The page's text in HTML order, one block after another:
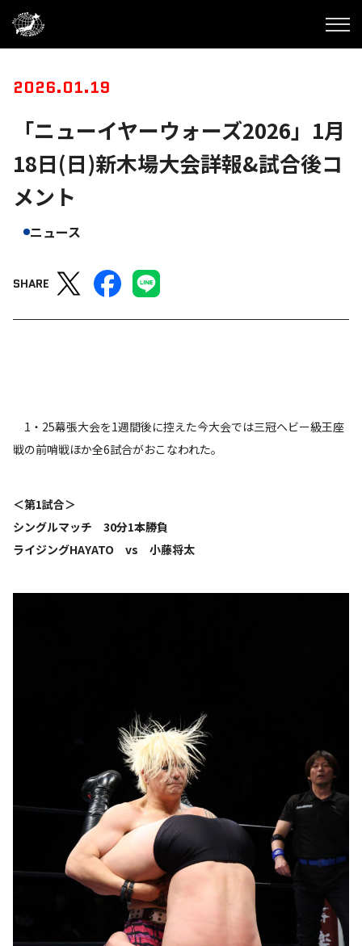
2026.01.19
「ニューイヤーウォーズ2026」1月
18日(日)新木場大会詳報&試合後コ
メント
ニュース
SHARE
1・25幕張大会を1週間後に控えた今大会では三冠ヘビー級王座
戦の前哨戦ほか全6試合がおこなわれた。
＜第1試合＞
シングルマッチ 30分1本勝負
ライジングHAYATO vs 小藤将太